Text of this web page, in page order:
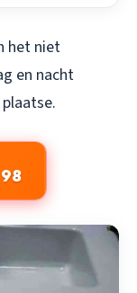
het niet
en nacht